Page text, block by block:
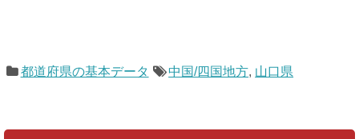
都道府県の基本データ 中国/四国地方, 山口県